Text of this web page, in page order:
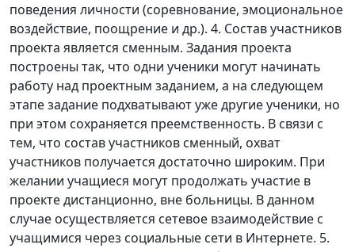
поведения личности (соревнование, эмоциональное
воздействие, поощрение и др.). 4. Состав участников
проекта является сменным. Задания проекта
построены так, что одни ученики могут начинать
работу над проектным заданием, а на следующем
этапе задание подхватывают уже другие ученики, но
при этом сохраняется преемственность. В связи с
тем, что состав участников сменный, охват
участников получается достаточно широким. При
желании учащиеся могут продолжать участие в
проекте дистанционно, вне больницы. В данном
случае осуществляется сетевое взаимодействие с
учащимися через социальные сети в Интернете. 5.